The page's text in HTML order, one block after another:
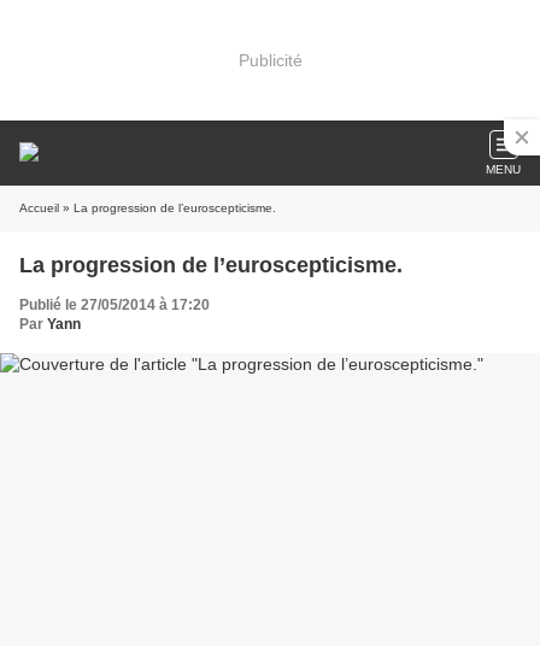
Publicité
MENU
Accueil » La progression de l’euroscepticisme.
La progression de l’euroscepticisme.
Publié le 27/05/2014 à 17:20
Par Yann